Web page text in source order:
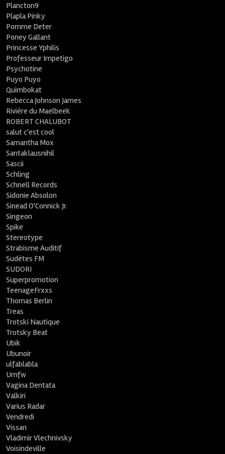
Plancton9
Plapla Pinky
Pomme Deter
Poney Gallant
Princesse Yphilis
Professeur Impetigo
Psychotine
Puyo Puyo
Quimbokat
Rebecca Johnson James
Rivière du Maelbeek
ROBERT CHALUBOT
salut c'est cool
Samantha Mox
Santaklausnihil
Sascii
Schling
Schnell Records
Sidonie Absolon
Sinead O'Connick Jr.
Singeon
Spike
Stereotype
Strabisme Auditif
Sudètes FM
SUDORI
Superpromotion
TeenageFrxxs
Thomas Berlin
Treas
Trotski Nautique
Trotsky Beat
Ubik
Ubunoir
ulfablabla
Umfw
Vagina Dentata
Valkiri
Varius Radar
Vendredi
Vissan
Vladimir Vlechnivsky
Voisindeville